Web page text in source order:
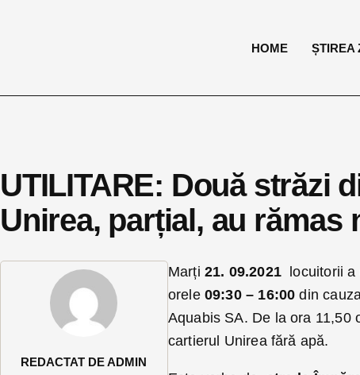
HOME ȘTIREA
UTILITARE: Două străzi
Unirea, parțial, au rămas
REDACTAT DE ADMIN
Marți 21. 09.2021locuitorii a
orele 09:30 – 16:00 din
Aquabis SA. De la ora 11,50
cartierul Unirea fără apă.